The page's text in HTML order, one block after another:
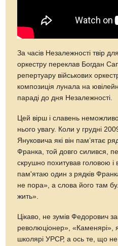
За часів Незалежності твір
оркестру переклав Богдан
репертуару військових
композиція лунала на
параді до дня Незалежності.
Цей вірш і славень
нього увагу. Коли у грудні
Януковича які він пам’ятає
Франка, той довго силився,
скрушно похитував головою
пам'ятаю один з рядків
не пора», а слова його там
жить».
Цікаво, не зумів Федорович
революціонер», «Каменярі»,
школярі УРСР, а ось те, що не